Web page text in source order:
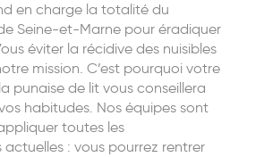
en charge la totalité du
Seine-et-Marne pour éradiquer
éviter la récidive des nuisibles
mission. C’est pourquoi votre
punaise de lit vous conseillera
habitudes. Nos équipes sont
toutes les
: vous pourrez rentrer